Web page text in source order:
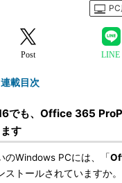
Post LINE
連載目次
でも、Office 365
す
Windows PCには、「
ストールされていますか